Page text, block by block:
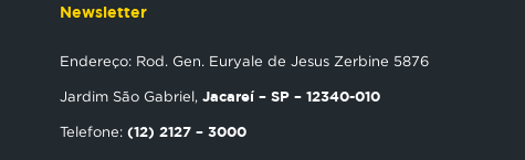
Newsletter
Endereço: Rod. Gen. Euryale de Jesus Zerbine 5876
Jardim São Gabriel, Jacareí – SP – 12340-010
Telefone: (12) 2127 – 3000